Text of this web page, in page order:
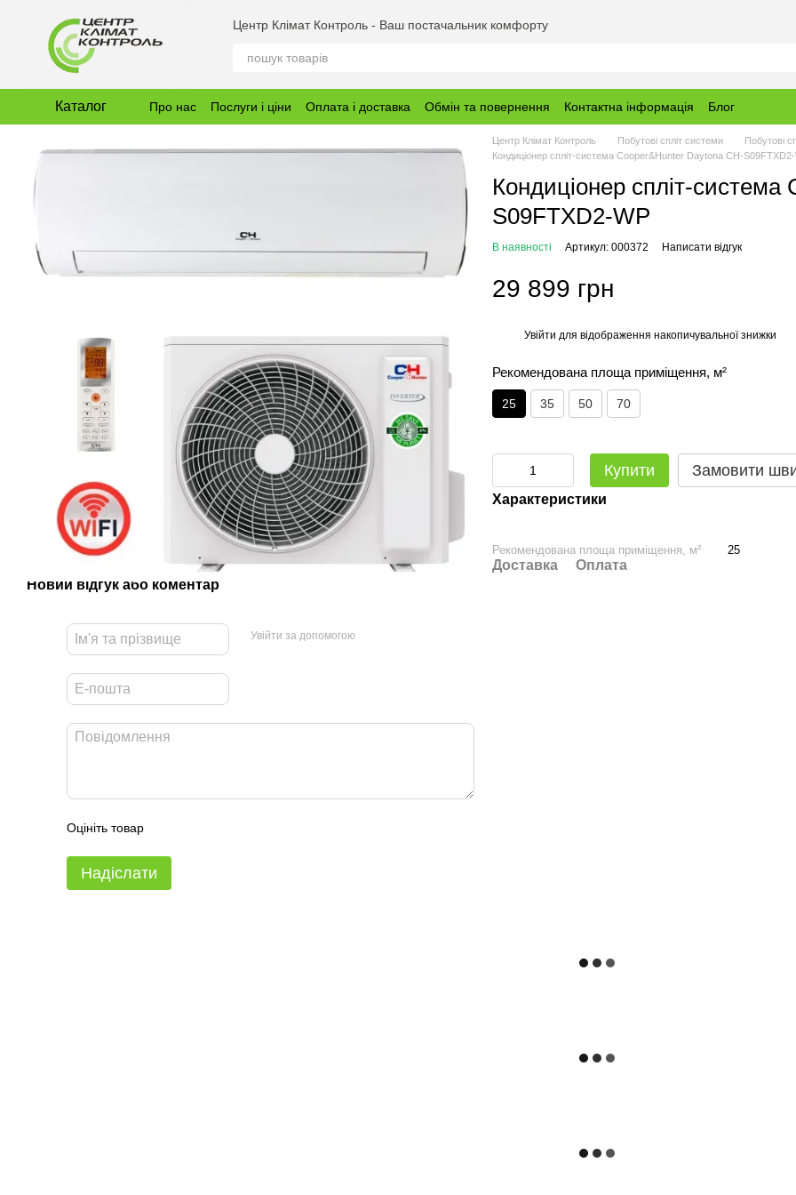
Центр Клімат Контроль - Ваш постачальник комфорту
Каталог Про нас Послуги і ціни Оплата і доставка Обмін та повернення Контактна інформація Блог
Новий відгук або коментар
Увійти за допомогою
Оцініть товар
Надіслати
Центр Клімат Контроль Побутові спліт системи
Побутові
Кондиціонер спліт-система Cooper&Hunter Daytona CH-
Кондиціонер спліт-
S09FTXD2-WP
В наявності Артикул: 000372 Написати відгук
29 899 грн
Увійти для відображення накопичувальної знижки
Рекомендована площа приміщення, м²
25 35 50 70
Купити Замовити
Характеристики
Рекомендована площа приміщення, м² 25
Доставка Оплата